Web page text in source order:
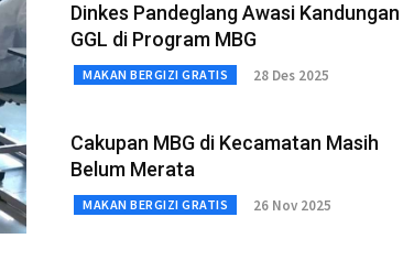
Dinkes Pandeglang Awasi Kandungan
GGL di Program MBG
MAKAN BERGIZI GRATIS 28 Des 2025
Cakupan MBG di Kecamatan Masih
Belum Merata
MAKAN BERGIZI GRATIS 26 Nov 2025